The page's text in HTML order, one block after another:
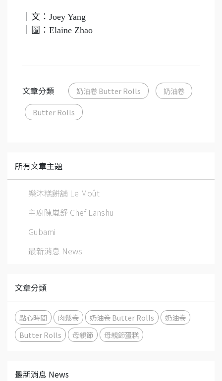
｜文：Joey Yang
｜圖：Elaine Zhao
文章分類 奶油卷 Butter Rolls 奶油卷
Butter Rolls
所有文章主題
樂沐糕餅舖 Le Moût
主廚陳嵐舒 Chef Lanshu
Gubami
最新消息 News
文章分類
點心時間 肉鬆卷 奶油卷 Butter Rolls
奶油卷
Butter Rolls
母親節 母親節蛋糕
最新消息 News